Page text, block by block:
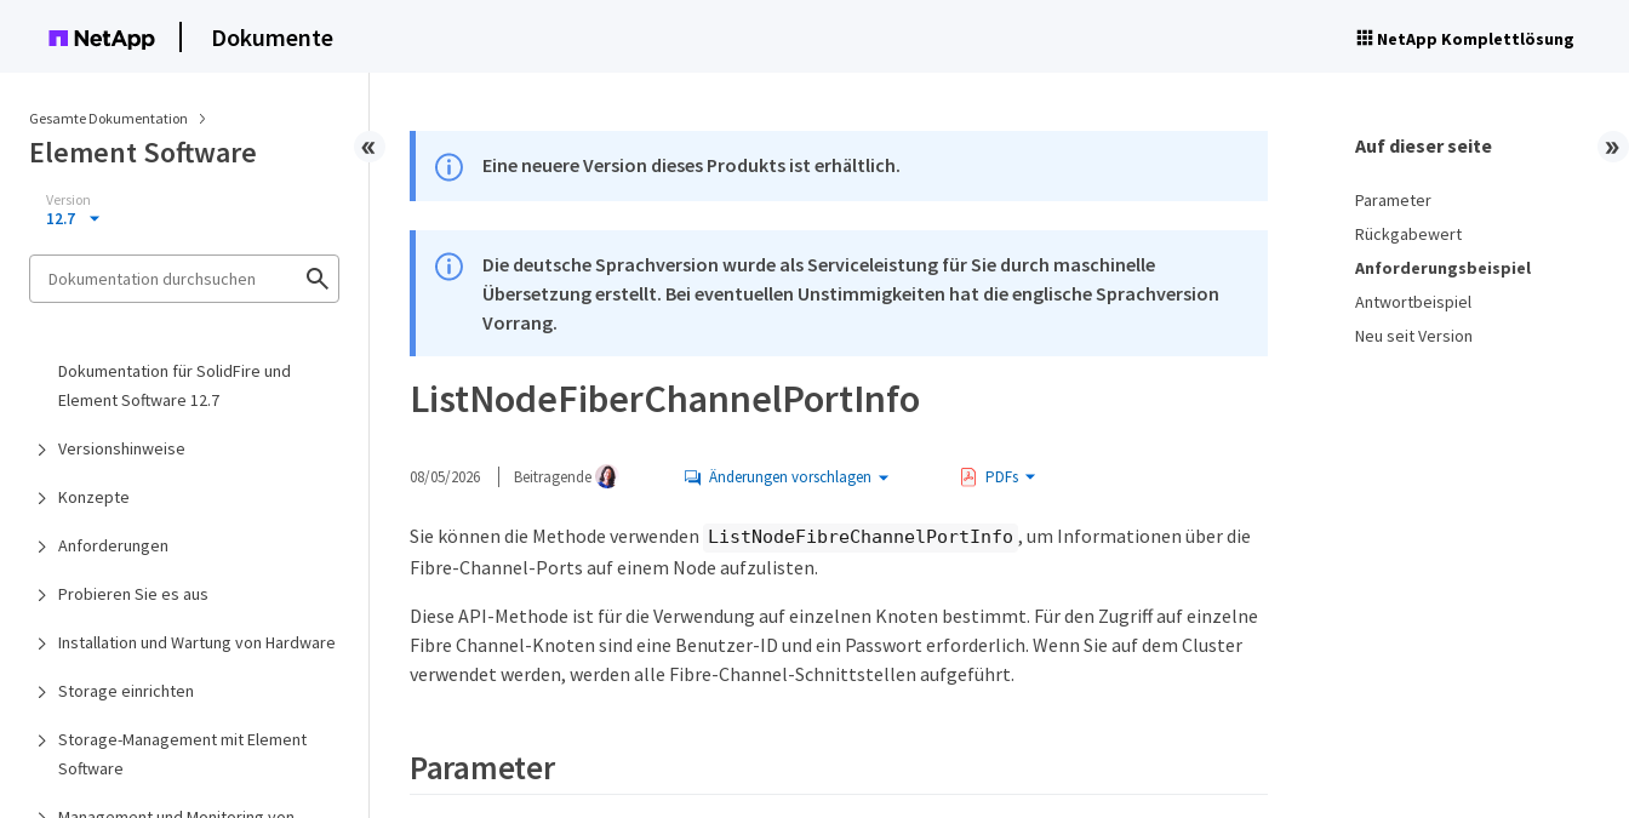
Dokumente NetApp Komplettlösung
Gesamte Dokumentation
Element Software
Version
12.7
Dokumentation für SolidFire und
Element Software 12.7
Versionshinweise
Konzepte
Anforderungen
Probieren Sie es aus
Installation und Wartung von Hardware
Storage einrichten
Storage-Management mit Element
Software
Eine neuere Version dieses Produkts ist erhältlich.
Die deutsche Sprachversion wurde als Serviceleistung für Sie durch maschinelle
Übersetzung erstellt. Bei eventuellen Unstimmigkeiten hat die englische Sprachversion
Vorrang.
ListNodeFiberChannelPortInfo
08/05/2026 Beitragende Änderungen vorschlagen PDFs
Sie können die Methode verwenden ListNodeFibreChannelPortInfo , um Informationen über die
Fibre-Channel-Ports auf einem Node aufzulisten.
Diese API-Methode ist für die Verwendung auf einzelnen Knoten bestimmt. Für den Zugriff auf einzelne
Fibre Channel-Knoten sind eine Benutzer-ID und ein Passwort erforderlich. Wenn Sie auf dem Cluster
verwendet werden, werden alle Fibre-Channel-Schnittstellen aufgeführt.
Parameter
Auf dieser seite
Parameter
Rückgabewert
Anforderungsbeispiel
Antwortbeispiel
Neu seit Version